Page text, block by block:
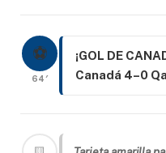
⚽
64′
¡GOL DE
Canadá 4–0